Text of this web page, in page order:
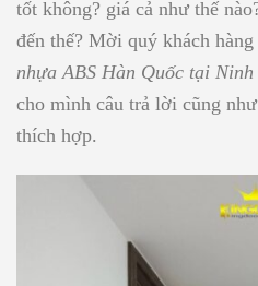
tốt không? giá cả như thế
đến thế? Mời quý khách
nhựa ABS Hàn Quốc tại Ninh
cho mình câu trả lời cũng
thích hợp.